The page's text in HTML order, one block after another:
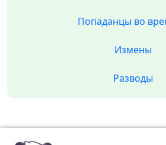
Попаданцы во
Измены
Разводы